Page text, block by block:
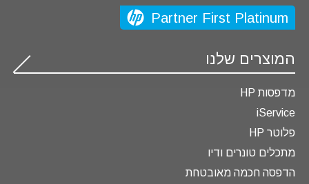
Partner First Platinum
המוצרים שלנו
מדפסות HP
iService
פלוטר HP
מתכלים טונרים ודיו
הדפסה חכמה מאובטחת